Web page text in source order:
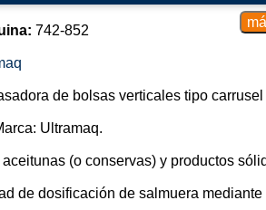
embalaje.
742-852
de bolsas verticales tipo
Ultramaq.
(o conservas) y productos
de dosificación de salmuera